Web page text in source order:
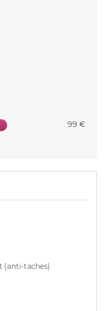
99 €
(anti-taches)